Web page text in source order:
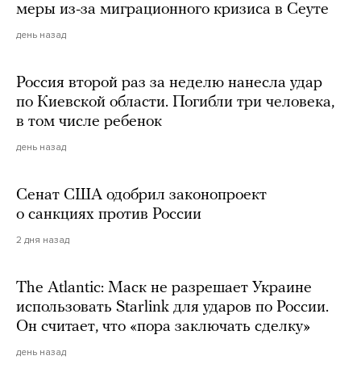
меры из-за миграционного кризиса в Сеуте
день назад
Россия второй раз за неделю нанесла удар
по Киевской области. Погибли три человека,
в том числе ребенок
день назад
Сенат США одобрил законопроект
о санкциях против России
2 дня назад
The Atlantic: Маск не разрешает Украине
использовать Starlink для ударов по России.
Он считает, что «пора заключать сделку»
день назад